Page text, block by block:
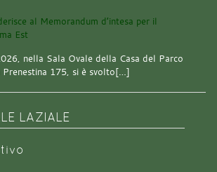
nella Sala Ovale della Casa del Parco
Prenestina 175, si è svolto[…]
LAZIALE